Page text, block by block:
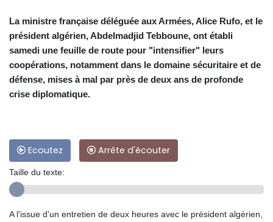
La ministre française déléguée aux Armées, Alice Rufo, et le
président algérien, Abdelmadjid Tebboune, ont établi
samedi une feuille de route pour "intensifier" leurs
coopérations, notamment dans le domaine sécuritaire et de
défense, mises à mal par près de deux ans de profonde
crise diplomatique.
Ecoutez Arrête d'écouter
Taille du texte:
A l'issue d'un entretien de deux heures avec le président algérien,